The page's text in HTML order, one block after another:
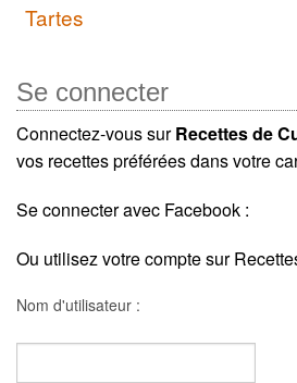
Tartes
Se connecter
Connectez-vous surRecettes de
vos recettes préférées dans votre
Se connecter avec Facebook :
Ou utilisez votre compte sur
Nom d'utilisateur :